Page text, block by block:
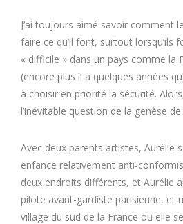
J’ai toujours aimé savoir comment
faire ce qu’il font, surtout lorsqu’ils
« difficile » dans un pays comme la
(encore plus il a quelques années
à choisir en priorité la sécurité.
l’inévitable question de la genèse
Avec deux parents artistes, Aurélie
enfance relativement anti-
deux endroits différents, et Aurélie
pilote avant-gardiste parisienne, et
village du sud de la France ou elle